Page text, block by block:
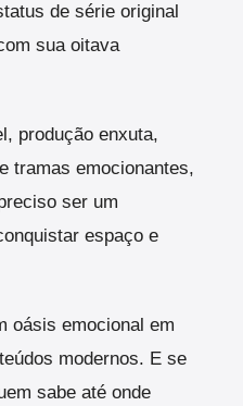
de série original
sua oitava
produção enxuta,
tramas emocionantes,
ser um
espaço e
oásis emocional em
modernos. E se
sabe até onde